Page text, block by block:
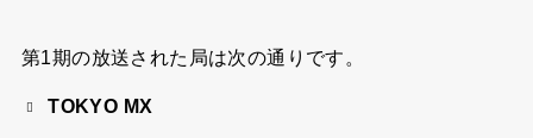
第1期の放送された局は次の通りです。
TOKYO MX